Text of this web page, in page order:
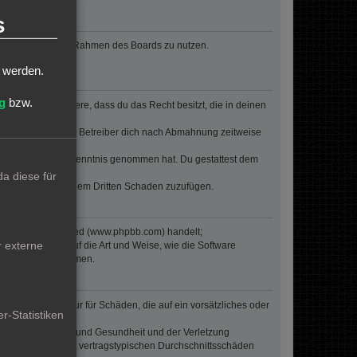
Beitrag im Rahmen des Boards zu nutzen.
insbesondere, dass du das Recht besitzt, die in deinen
kann der Betreiber dich nach Abmahnung zeitweise
er nicht zur Kenntnis genommen hat. Du gestattest dem
oder einem Dritten Schaden zuzufügen.
von phpBB Limited (www.phpbb.com) handelt;
Einfluss auf die Art und Weise, wie die Software
Einfluss nehmen.
nur für Schäden, die auf ein vorsätzliches oder
Leben, Körper und Gesundheit und der Verletzung
nach auf die vertragstypischen Durchschnittsschäden
bzw.
diese für
externe
Statistiken